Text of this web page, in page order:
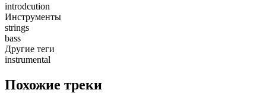
introdcution
Инструменты
strings
bass
Другие теги
instrumental
Похожие треки